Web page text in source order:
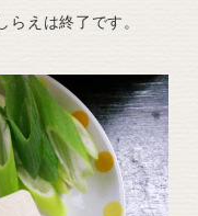
えは終了です。